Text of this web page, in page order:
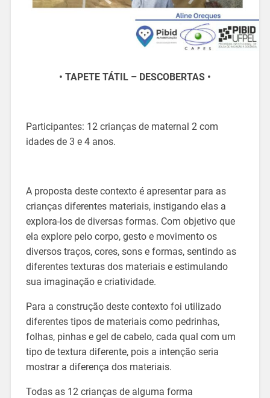
• TAPETE TÁTIL – DESCOBERTAS •
Participantes: 12 crianças de maternal 2 com
idades de 3 e 4 anos.
A proposta deste contexto é apresentar para as
crianças diferentes materiais, instigando elas a
explora-los de diversas formas. Com objetivo que
ela explore pelo corpo, gesto e movimento os
diversos traços, cores, sons e formas, sentindo as
diferentes texturas dos materiais e estimulando
sua imaginação e criatividade.
Para a construção deste contexto foi utilizado
diferentes tipos de materiais como pedrinhas,
folhas, pinhas e gel de cabelo, cada qual com um
tipo de textura diferente, pois a intenção seria
mostrar a diferença dos materiais.
Todas as 12 crianças de alguma forma